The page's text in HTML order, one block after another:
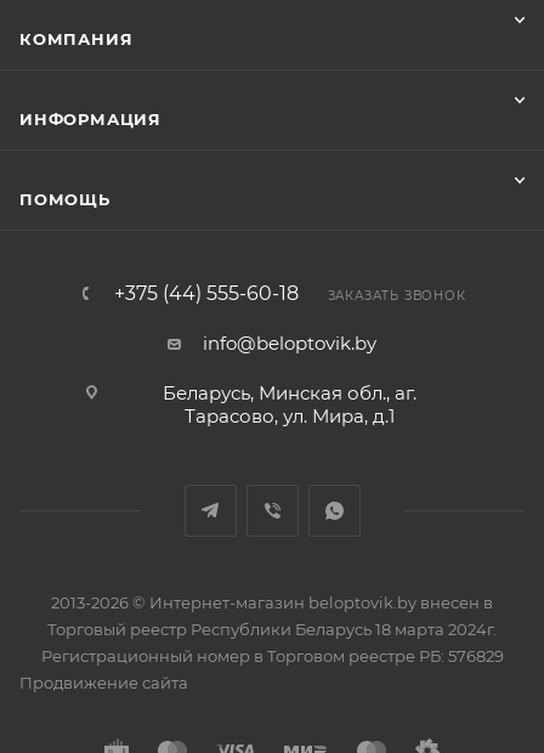
КОМПАНИЯ
ИНФОРМАЦИЯ
ПОМОЩЬ
+375 (44) 555-60-18 ЗАКАЗАТЬ ЗВОНОК
info@beloptovik.by
Беларусь, Минская обл., аг.
Тарасово, ул. Мира, д.1
2013-2026 © Интернет-магазин beloptovik.by внесен в
Торговый реестр Республики Беларусь 18 марта 2024г.
Регистрационный номер в Торговом реестре РБ: 576829
Продвижение сайта